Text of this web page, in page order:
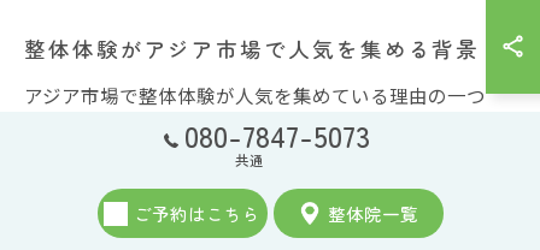
整体体験がアジア市場で人気を集める背景
アジア市場で整体体験が人気を集めている理由の一つ
は、短時間で効果を実感できる施術メニューの多様化で
す。例えば、「整体90分」や「整体30分」といったコー
ス設定が、忙しい現地のライフスタイルにマッチしてい
ます。こうした体験型サービスは、初めて整体を受ける
080-7847-5073
共通
ご予約はこちら 整体院一覧